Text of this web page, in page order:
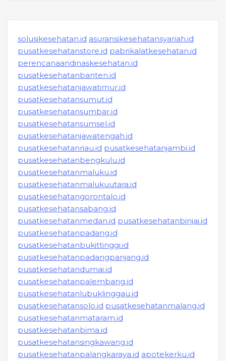
solusikesehatan.id asuransikesehatansyariah.id
pusatkesehatanstore.id pabrikalatkesehatan.id
perencanaandinaskesehatan.id
pusatkesehatanbanten.id
pusatkesehatanjawatimur.id
pusatkesehatansumut.id
pusatkesehatansumbar.id
pusatkesehatansumsel.id
pusatkesehatanjawatengah.id
pusatkesehatanriau.id pusatkesehatanjambi.id
pusatkesehatanbengkulu.id
pusatkesehatanmaluku.id
pusatkesehatanmalukuutara.id
pusatkesehatangorontalo.id
pusatkesehatansabang.id
pusatkesehatanmedan.id pusatkesehatanbinjai.id
pusatkesehatanpadang.id
pusatkesehatanbukittinggi.id
pusatkesehatanpadangpanjang.id
pusatkesehatandumai.id
pusatkesehatanpalembang.id
pusatkesehatanlubuklinggau.id
pusatkesehatansolo.id pusatkesehatanmalang.id
pusatkesehatanmataram.id
pusatkesehatanbima.id
pusatkesehatansingkawang.id
pusatkesehatanpalangkaraya.id apotekerku.id